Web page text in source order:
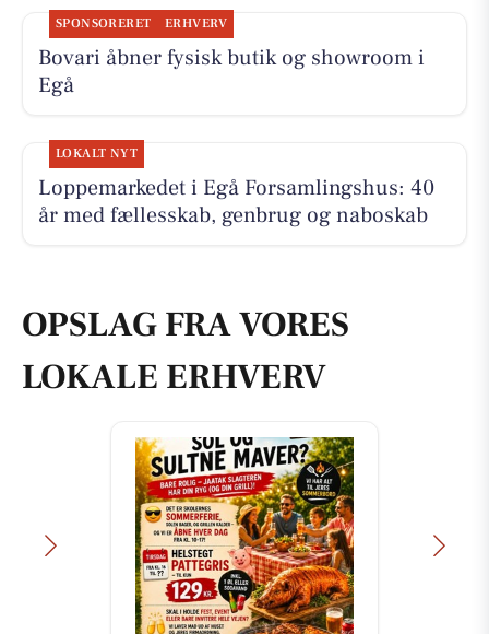
SPONSORERET ERHVERV
Bovari åbner fysisk butik og showroom i
Egå
LOKALT NYT
Loppemarkedet i Egå Forsamlingshus: 40
år med fællesskab, genbrug og naboskab
OPSLAG FRA VORES
LOKALE ERHVERV